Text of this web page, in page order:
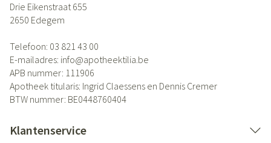
Drie Eikenstraat 655
2650 Edegem
Telefoon: 03 821 43 00
E-mailadres: info@apotheektilia.be
APB nummer: 111906
Apotheek titularis: Ingrid Claessens en Dennis Cremer
BTW nummer: BE0448760404
Klantenservice